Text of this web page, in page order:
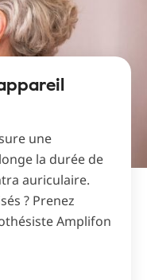
une
la durée de
auriculaire.
? Prenez
Amplifon